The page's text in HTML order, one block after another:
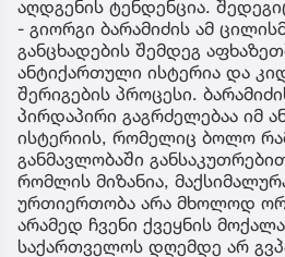
აღდგენის ტენდენცია.
- გიორგი ბარამიძის ამ
განცხადების შემდეგ
ანტიქართული ისტერია და
შერიგების პროცესი.
პირდაპირი გაგრძელებაა იმ
ისტერიის, რომელიც ბოლო
განმავლობაში
რომლის მიზანია,
ურთიერთობა არა მხოლოდ
არამედ ჩვენი ქვეყნის
საქართველოს დღემდე არ